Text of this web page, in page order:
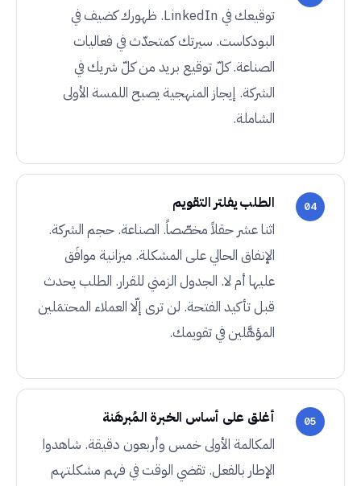
توقيعك في LinkedIn. ظهورك كضيف في
البودكاست. سيرتك كمتحدّث في فعاليات
الصناعة. كلّ توقيع بريد من كلّ شريك في
الشركة. إيجاز المنهجية يصبح اللمسة الأولى
الشاملة.
04
الطلب يفلتر التقويم
اثنا عشر حقلاً مخصّصاً. الصناعة. حجم الشركة.
الإنفاق الحالي على المشكلة. ميزانية موافَق
عليها أم لا. الجدول الزمني للقرار. الطلب يحدث
قبل تأكيد الفتحة. لن ترى إلّا العملاء المحتمَلين
المؤهَّلين في تقويمك.
05
أغلق على أساس الخبرة المُبرهَنة
المكالمة الأولى خمس وأربعون دقيقة. شاهدوا
الإطار بالفعل. تقضي الوقت في فهم مشكلتهم